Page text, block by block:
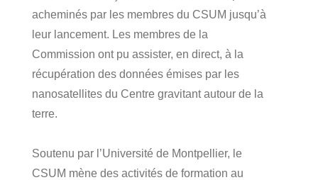
acheminés par les membres du CSUM jusqu’à
leur lancement. Les membres de la
Commission ont pu assister, en direct, à la
récupération des données émises par les
nanosatellites du Centre gravitant autour de la
terre.
Soutenu par l’Université de Montpellier, le
CSUM mène des activités de formation au